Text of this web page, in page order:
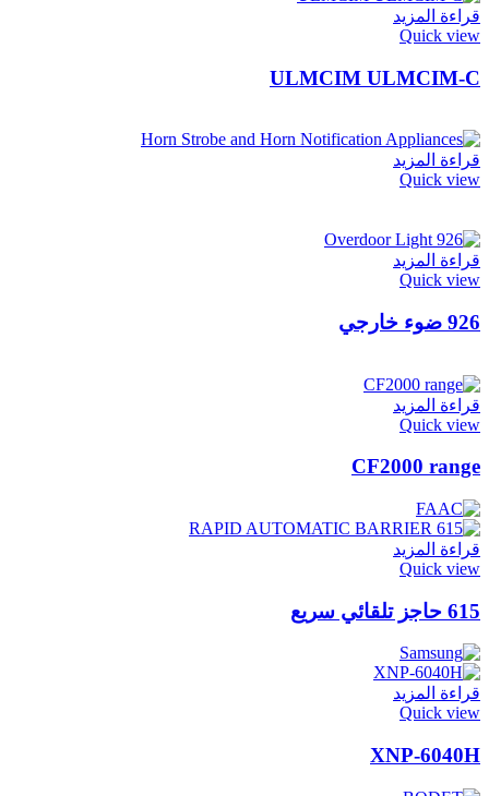
قراءة المزيد
Quick view
ULMCIM ULMCIM-C
قراءة المزيد
Quick view
قراءة المزيد
Quick view
926 ضوء خارجي
قراءة المزيد
Quick view
CF2000 range
قراءة المزيد
Quick view
615 حاجز تلقائي سريع
قراءة المزيد
Quick view
XNP-6040H